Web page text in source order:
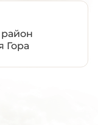
район
Гора